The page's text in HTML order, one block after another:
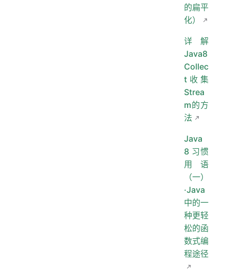
的扁平
化）
详解
Java8
Collec
t收集
Strea
m的方
法
Java
8 习惯
用语
（一）
·Java
中的一
种更轻
松的函
数式编
程途径